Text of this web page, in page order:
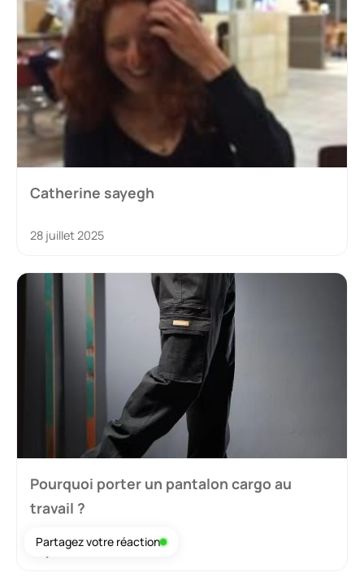
Catherine sayegh
28 juillet 2025
Pourquoi porter un pantalon cargo au
travail ?
26 juillet 2025
Partagez votre réaction